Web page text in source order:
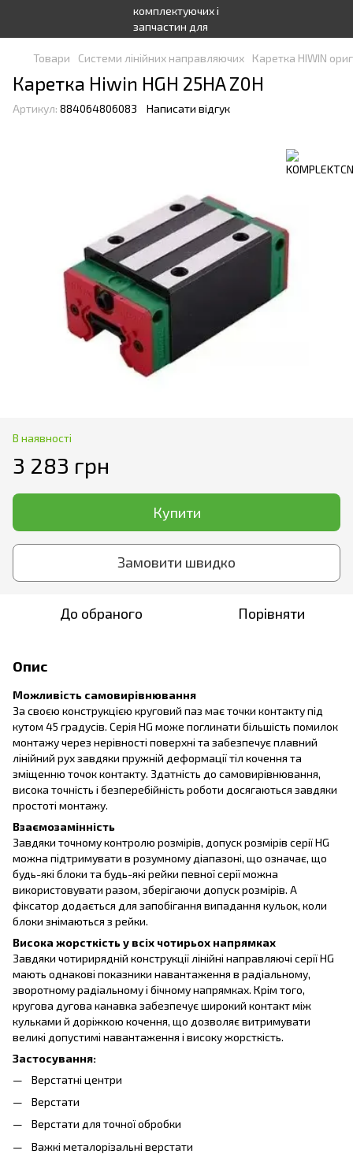
Товари Системи лінійних направляючих Каретка HIWIN
Каретка Hiwin HGH 25HA Z0H
Артикул: 884064806083 Написати відгук
В наявності
3 283 грн
Купити
Замовити швидко
До обраного Порівняти
Опис
Можливість самовирівнювання
За своєю конструкцією круговий паз має точки контакту під
кутом 45 градусів. Серія HG може поглинати більшість помилок
монтажу через нерівності поверхні та забезпечує плавний
лінійний рух завдяки пружній деформації тіл кочення та
зміщенню точок контакту. Здатність до самовирівнювання,
висока точність і безперебійність роботи досягаються завдяки
простоті монтажу.
Взаємозамінність
Завдяки точному контролю розмірів, допуск розмірів серії HG
можна підтримувати в розумному діапазоні, що означає, що
будь-які блоки та будь-які рейки певної серії можна
використовувати разом, зберігаючи допуск розмірів. А
фіксатор додається для запобігання випадання кульок, коли
блоки знімаються з рейки.
Висока жорсткість у всіх чотирьох напрямках
Завдяки чотирирядній конструкції лінійні направляючі серії HG
мають однакові показники навантаження в радіальному,
зворотному радіальному і бічному напрямках. Крім того,
кругова дугова канавка забезпечує широкий контакт між
кульками й доріжкою кочення, що дозволяє витримувати
великі допустимі навантаження і високу жорсткість.
Застосування:
Верстатні центри
Верстати
Верстати для точної обробки
Важкі металорізальні верстати